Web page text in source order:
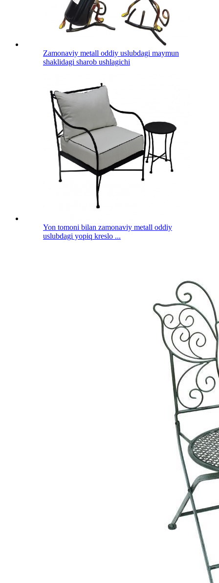
Zamonaviy metall oddiy uslubdagi maymun
shaklidagi sharob ushlagichi
Yon tomoni bilan zamonaviy metall oddiy
uslubdagi yopiq kreslo ...